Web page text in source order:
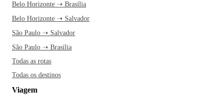
Belo Horizonte ➝ Brasília
Belo Horizonte ➝ Salvador
São Paulo ➝ Salvador
São Paulo ➝ Brasília
Todas as rotas
Todas os destinos
Viagem